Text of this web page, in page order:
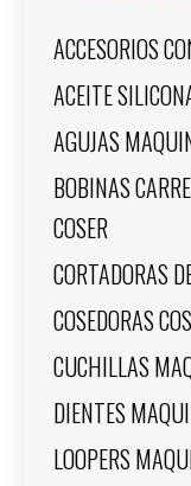
ACCESORIOS
ACEITE
AGUJAS
BOBINAS
COSER
CORTADORAS
COSEDORAS
CUCHILLAS
DIENTES
LOOPERS